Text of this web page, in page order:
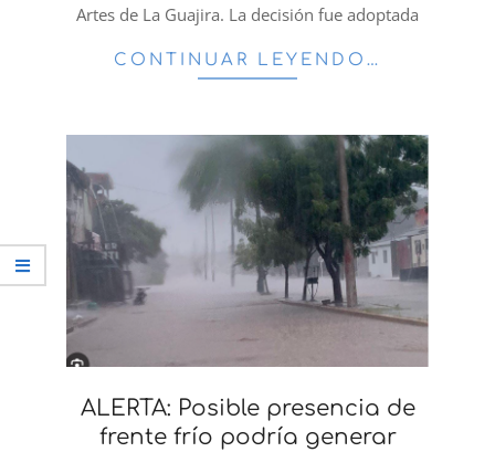
Artes de La Guajira. La decisión fue adoptada
CONTINUAR LEYENDO…
ALERTA: Posible presencia de
frente frío podría generar